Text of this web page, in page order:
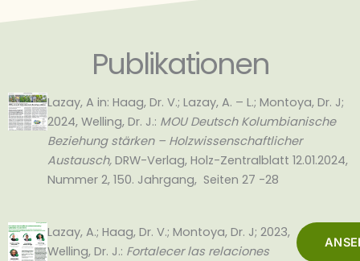
Publikationen
Lazay, A in: Haag, Dr. V.; Lazay, A. – L.; Montoya, Dr. J;
2024, Welling, Dr. J.: MOU Deutsch Kolumbianische
Beziehung stärken – Holzwissenschaftlicher
Austausch, DRW-Verlag, Holz-Zentralblatt 12.01.2024,
Nummer 2, 150. Jahrgang, Seiten 27 -28
Lazay, A.; Haag, Dr. V.; Montoya, Dr. J; 2023,
Welling, Dr. J.: Fortalecer las relaciones